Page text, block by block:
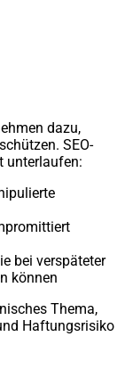
dazu,
SEO-
unterlaufen:
bei verspäteter
können
Thema,
Haftungsrisiko